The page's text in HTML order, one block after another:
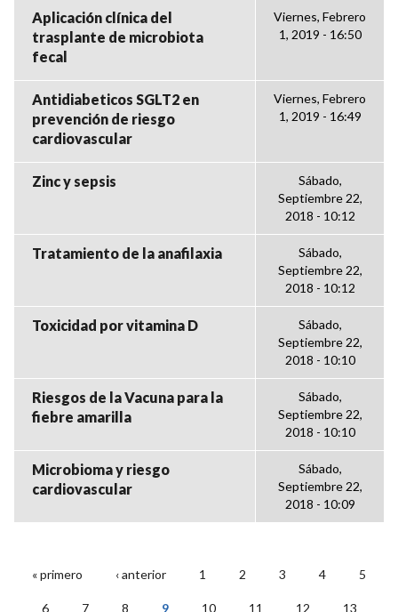
Aplicación clínica del
trasplante de microbiota
fecal
Viernes, Febrero
1, 2019 - 16:50
Antidiabeticos SGLT2 en
prevención de riesgo
cardiovascular
Viernes, Febrero
1, 2019 - 16:49
Zinc y sepsis
Sábado,
Septiembre 22,
2018 - 10:12
Tratamiento de la anafilaxia
Sábado,
Septiembre 22,
2018 - 10:12
Toxicidad por vitamina D
Sábado,
Septiembre 22,
2018 - 10:10
Riesgos de la Vacuna para la
fiebre amarilla
Sábado,
Septiembre 22,
2018 - 10:10
Microbioma y riesgo
cardiovascular
Sábado,
Septiembre 22,
2018 - 10:09
PÁGINAS
« primero ‹ anterior 1 2 3 4 5
6 7 8 9 10 11 12 13